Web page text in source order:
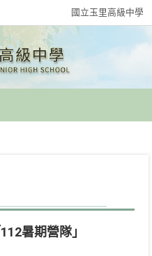
國立玉里高級中學
暑期營隊」